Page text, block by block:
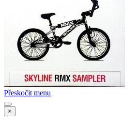
Přeskočit menu
×